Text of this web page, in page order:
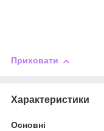
Приховати
Характеристики
Основні